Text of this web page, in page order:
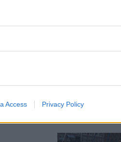
Access Privacy Policy
tillval.